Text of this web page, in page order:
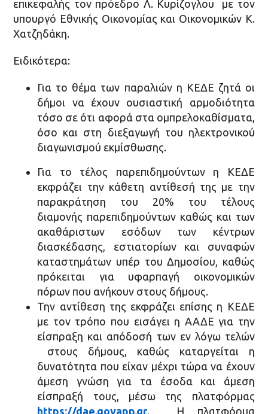
επικεφαλής τον πρόεδρο Λ. Κυρίζογλου με τον
υπουργό Εθνικής Οικονομίας και Οικονομικών Κ.
Χατζηδάκη.
Ειδικότερα:
Για το θέμα των παραλιών η ΚΕΔΕ ζητά οι
δήμοι να έχουν ουσιαστική αρμοδιότητα
τόσο σε ότι αφορά στα ομπρελοκαθίσματα,
όσο και στη διεξαγωγή του ηλεκτρονικού
διαγωνισμού εκμίσθωσης.
Για το τέλος παρεπιδημούντων η ΚΕΔΕ
εκφράζει την κάθετη αντίθεσή της με την
παρακράτηση του 20% του τέλους
διαμονής παρεπιδημούντων καθώς και των
ακαθάριστων εσόδων των κέντρων
διασκέδασης, εστιατορίων και συναφών
καταστημάτων υπέρ του Δημοσίου, καθώς
πρόκειται για υφαρπαγή οικονομικών
πόρων που ανήκουν στους δήμους.
Την αντίθεση της εκφράζει επίσης η ΚΕΔΕ
με τον τρόπο που εισάγει η ΑΑΔΕ για την
είσπραξη και απόδοσή των εν λόγω τελών
στους δήμους, καθώς καταργείται η
δυνατότητα που είχαν μέχρι τώρα να έχουν
άμεση γνώση για τα έσοδα και άμεση
είσπραξή τους, μέσω της πλατφόρμας
https://dae.govapp.gr. Η πλατφόρμα